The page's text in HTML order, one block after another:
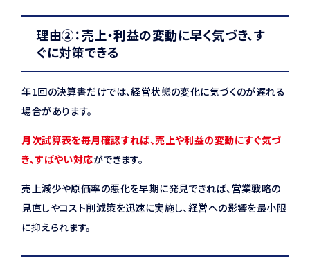
理由②：売上・利益の変動に早く気づき、す
ぐに対策できる
年1回の決算書だけでは、経営状態の変化に気づくのが遅れる
場合があります。
月次試算表を毎月確認すれば、売上や利益の変動にすぐ気づ
き、すばやい対応ができます。
売上減少や原価率の悪化を早期に発見できれば、営業戦略の
見直しやコスト削減策を迅速に実施し、経営への影響を最小限
に抑えられます。